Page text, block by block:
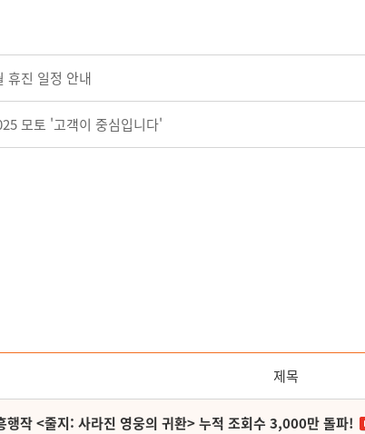
휴진 일정 안내
모토 '고객이 중심입니다'
제목
작 <줄지: 사라진 영웅의 귀환> 누적 조회수 3,000만 돌파!